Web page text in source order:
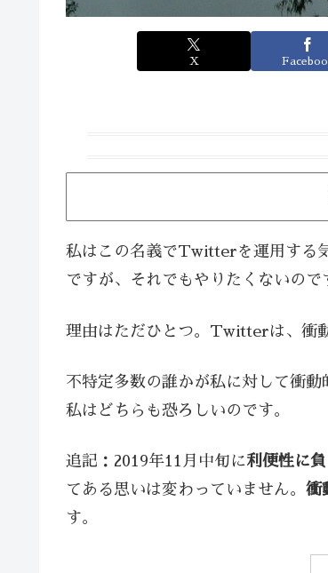
X
私はこの名義でTwitterを運用する
ですが、それでもやりたくないので
理由はただひとつ。Twitterは、衝
不特定多数の誰かが私に対して衝
私はどちらも恐ろしいのです。
追記：2019年11月中旬に利便性に
てある思いは変わっていません。 衝
す。